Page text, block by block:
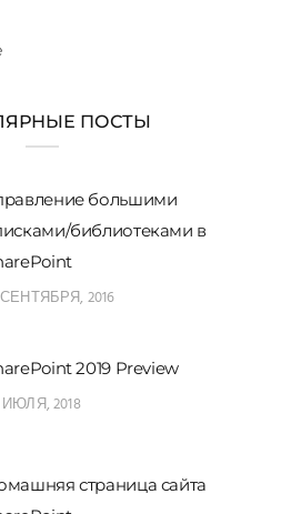
ПОСТЫ
большими
библиотеками в
СЕНТЯБРЯ, 2016
2019 Preview
ИЮЛЯ, 2018
страница сайта